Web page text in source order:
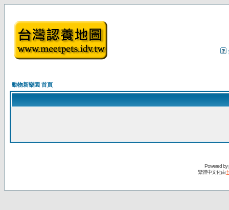
動物新樂園 首頁
Powered by
繁體中文化由